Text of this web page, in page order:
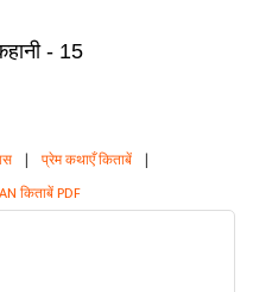
- 15
| प्रेम कथाएँ किताबें |
किताबें PDF